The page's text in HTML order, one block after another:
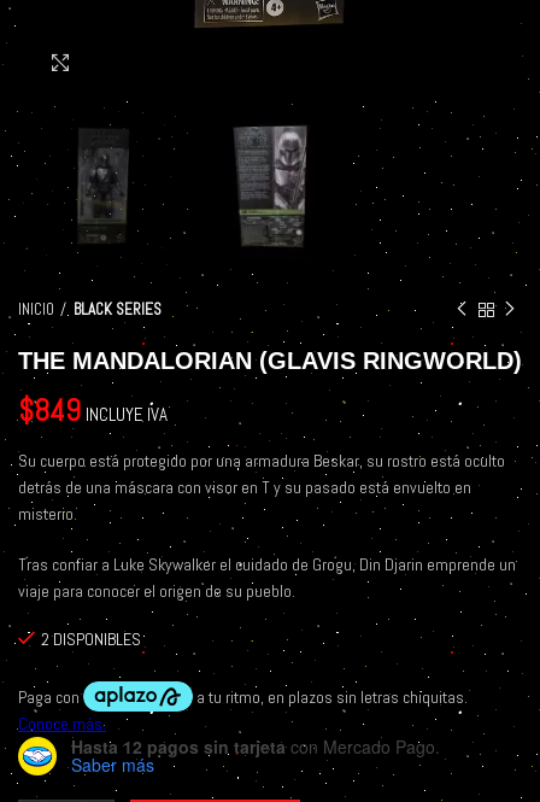
INICIO BLACK SERIES
THE MANDALORIAN (GLAVIS RINGWORLD)
$849 INCLUYE IVA
Su cuerpo está protegido por una armadura Beskar, su rostro está oculto
detrás de una máscara con visor en T y su pasado está envuelto en
misterio.
Tras confiar a Luke Skywalker el cuidado de Grogu, Din Djarin emprende un
viaje para conocer el origen de su pueblo.
2 DISPONIBLES
Hasta 12 pagos sin tarjetacon Mercado Pago.
Saber más